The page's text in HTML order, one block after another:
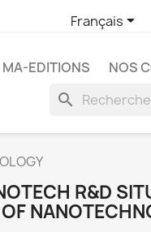
Français
MA-EDITIONS NOS
search
R&D